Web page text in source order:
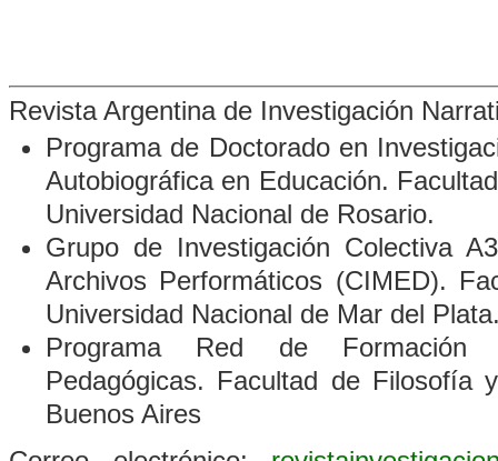
Revista Argentina de Investigación
Programa de Doctorado en
Autobiográfica en Educación.
Universidad Nacional de Rosario.
Grupo de Investigación Colectiva
Archivos Performáticos (CIMED).
Universidad Nacional de Mar del
Programa Red de Formación
Pedagógicas. Facultad de Filosofía
Buenos Aires